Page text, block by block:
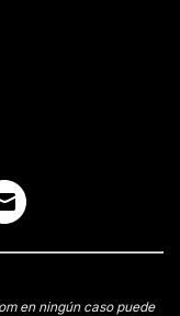
en ningún caso puede